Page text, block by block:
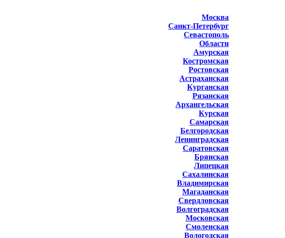
Москва
Санкт-Петербург
Севастополь
Области
Амурская
Костромская
Ростовская
Астраханская
Курганская
Рязанская
Архангельская
Курская
Самарская
Белгородская
Ленинградская
Саратовская
Брянская
Липецкая
Сахалинская
Владимирская
Магаданская
Свердловская
Волгоградская
Московская
Смоленская
Вологодская